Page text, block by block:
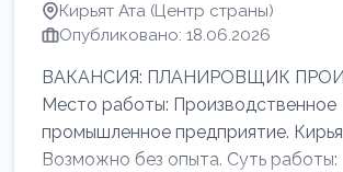
Кирьят Ата (Центр страны)
Опубликовано: 18.06.2026
ВАКАНСИЯ: ПЛАНИРОВЩИК
Место работы: Производственное
промышленное предприятие.
Возможно без опыта. Суть работы: